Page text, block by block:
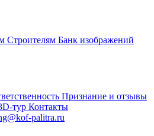
Строителям Банк изображений
Признание и отзывы
тур Контакты
palitra.ru